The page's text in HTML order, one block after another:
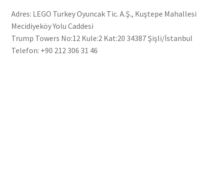
Adres: LEGO Turkey Oyuncak Tic. A.Ş., Kuştepe Mahallesi
Mecidiyeköy Yolu Caddesi
Trump Towers No:12 Kule:2 Kat:20 34387 Şişli/İstanbul
Telefon: +90 212 306 31 46